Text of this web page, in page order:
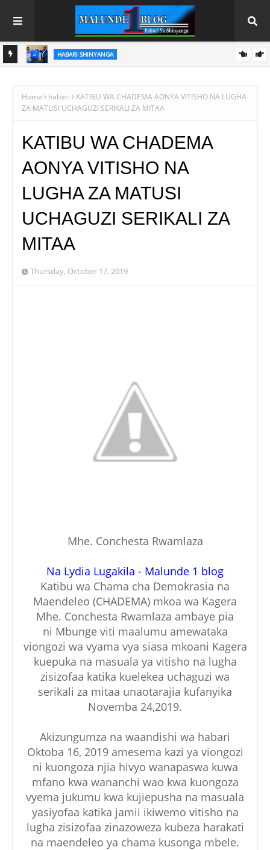
HABARI
Home habari
KATIBU WA CHADEMA AONYA VITISHO NA LUGHA
ZA MATUSI UCHAGUZI SERIKALI ZA MITAA
KATIBU WA CHADEMA
AONYA VITISHO NA
LUGHA ZA MATUSI
UCHAGUZI SERIKALI ZA
MITAA
Thursday, October 17, 2019
Mhe. Conchesta Rwamlaza
Na Lydia Lugakila - Malunde 1 blog
Katibu wa Chama cha Demokrasia na
Maendeleo (CHADEMA) mkoa wa Kagera
Mhe. Conchesta Rwamlaza ambaye pia
ni Mbunge viti maalumu amewataka
viongozi wa vyama vya siasa mkoani Kagera
kuepuka na masuala ya vitisho na lugha
zisizofaa katika kuelekea uchaguzi wa
serikali za mitaa unaotarajia kufanyika
Novemba 24,2019.
Akizungumza na waandishi wa habari
Oktoba 16, 2019 amesema kazi ya viongozi
ni kuongoza njia hivyo wanapaswa kuwa
mfano kwa wananchi wao kwa kuongoza
vyema jukumu kwa kujiepusha na masuala
yasiyofaa katika jamii ikiwemo vitisho na
lugha zisizofaa zinazoweza kubeza harakati
na maendeleo ya chama kusonga mbele.